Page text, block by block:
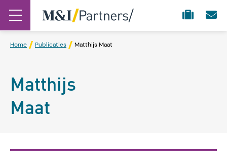
Home Publicaties Matthijs Maat
Matthijs
Maat